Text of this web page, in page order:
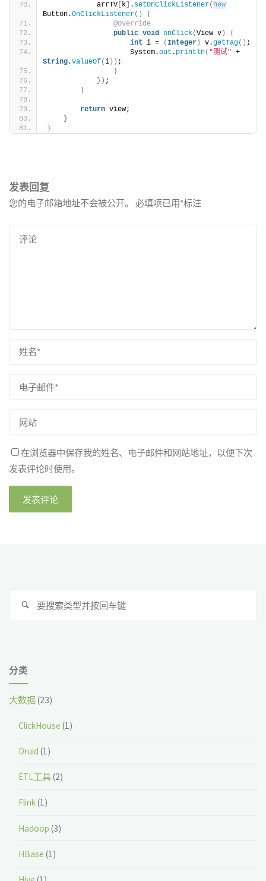
            arrTV
k . setOnClickListener( new
Button.OnClickListener()
{
@Override
public void onClick(View v )
{
int i = ( Integer ) v.getTag() ;
                    System.
out . println( "测试"
String.valueOf(i )) ;
}
}) ;
}
return view;
}
}
发表回复
您的电子邮箱地址不会被公开。 必填项已用*标注
在浏览器中保存我的姓名、电子邮件和网站地址，以便下次
发表评论时使用。
搜
分类
大数据(23)
ClickHouse (1)
Druid (1)
ETL工具(2)
Flink(1)
Hadoop (3)
HBase (1)